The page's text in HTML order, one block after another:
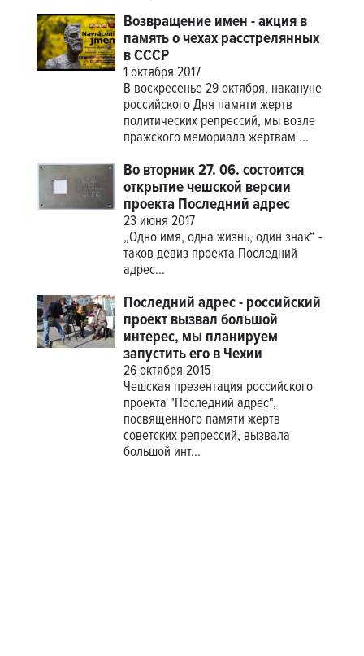
Возвращение имен - акция в
память о чехах расстрелянных
в СССР
1 октября 2017
В воскресенье 29 октября, накануне
российского Дня памяти жертв
политических репрессий, мы возле
пражского мемориала жертвам ...
Во вторник 27. 06. состоится
открытие чешской версии
проекта Последний адрес
23 июня 2017
„Одно имя, одна жизнь, один знак“ -
таков девиз проекта Последний
адрес...
Последний адрес - российский
проект вызвал большой
интерес, мы планируем
запустить его в Чехии
26 октября 2015
Чешская презентация российского
проекта "Последний адрес",
посвященного памяти жертв
советских репрессий, вызвала
большой инт...